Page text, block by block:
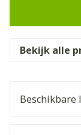
Bekijk alle
Beschikbare